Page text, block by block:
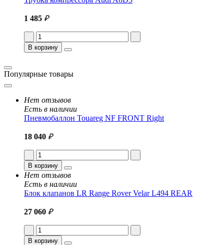
1 485 ₽
В корзину
Популярные товары
Нет отзывов
Есть в наличии
Пневмобаллон Touareg NF FRONT Right
18 040 ₽
В корзину
Нет отзывов
Есть в наличии
Блок клапанов LR Range Rover Velar L494 REAR
27 060 ₽
В корзину